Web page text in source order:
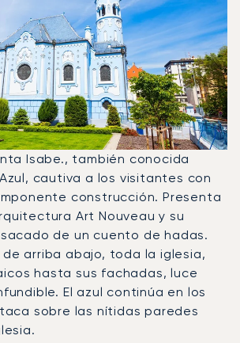
Isabe., también conocida
cautiva a los visitantes con
construcción. Presenta
Art Nouveau y su
de un cuento de hadas.
de arriba abajo, toda la iglesia,
hasta sus fachadas, luce
El azul continúa en los
sobre las nítidas paredes